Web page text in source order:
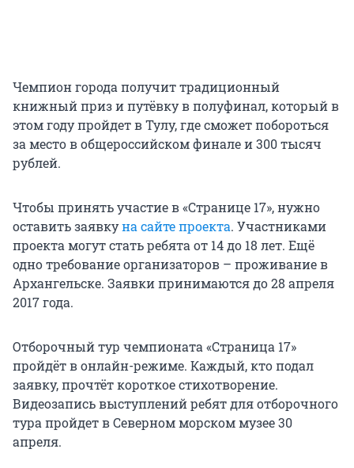
Чемпион города получит традиционный
книжный приз и путёвку в полуфинал, который в
этом году пройдет в Тулу, где сможет побороться
за место в общероссийском финале и 300 тысяч
рублей.
Чтобы принять участие в «Странице 17», нужно
оставить заявкуна сайте проекта. Участниками
проекта могут стать ребята от 14 до 18 лет. Ещё
одно требование организаторов – проживание в
Архангельске. Заявки принимаются до 28 апреля
2017 года.
Отборочный тур чемпионата «Страница 17»
пройдёт в онлайн-режиме. Каждый, кто подал
заявку, прочтёт короткое стихотворение.
Видеозапись выступлений ребят для отборочного
тура пройдет в Северном морском музее 30
апреля.